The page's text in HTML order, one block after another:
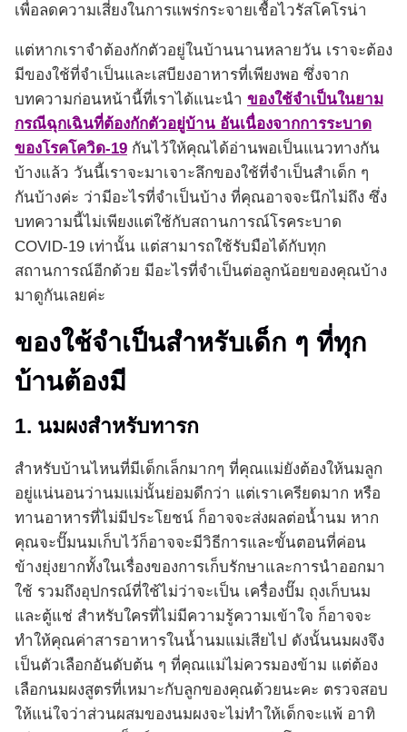
เพื่อลดความเสี่ยงในการแพร่กระจายเชื้อไวรัสโคโรน่า
แต่หากเราจำต้องกักตัวอยู่ในบ้านนานหลายวัน เราจะต้อง
มีของใช้ที่จำเป็นและเสบียงอาหารที่เพียงพอ ซึ่งจาก
บทความก่อนหน้านี้ที่เราได้แนะนำ ของใช้จำเป็นในยาม
กรณีฉุกเฉินที่ต้องกักตัวอยู่บ้าน อันเนื่องจากการระบาด
ของโรคโควิด-19 กันไว้ให้คุณได้อ่านพอเป็นแนวทางกัน
บ้างแล้ว วันนี้เราจะมาเจาะลึกของใช้ที่จำเป็นสำเด็ก ๆ
กันบ้างค่ะ ว่ามีอะไรที่จำเป็นบ้าง ที่คุณอาจจะนึกไม่ถึง ซึ่ง
บทความนี้ไม่เพียงแต่ใช้กับสถานการณ์โรคระบาด
COVID-19 เท่านั้น แต่สามารถใช้รับมือได้กับทุก
สถานการณ์อีกด้วย มีอะไรที่จำเป็นต่อลูกน้อยของคุณบ้าง
มาดูกันเลยค่ะ
ของใช้จำเป็นสำหรับเด็ก ๆ ที่ทุก
บ้านต้องมี
1. นมผงสำหรับทารก
สำหรับบ้านไหนที่มีเด็กเล็กมากๆ ที่คุณแม่ยังต้องให้นมลูก
อยู่แน่นอนว่านมแม่นั้นย่อมดีกว่า แต่เราเครียดมาก หรือ
ทานอาหารที่ไม่มีประโยชน์ ก็อาจจะส่งผลต่อน้ำนม หาก
คุณจะปั๊มนมเก็บไว้ก็อาจจะมีวิธีการและขั้นตอนที่ค่อน
ข้างยุ่งยากทั้งในเรื่องของการเก็บรักษาและการนำออกมา
ใช้ รวมถึงอุปกรณ์ที่ใช้ไม่ว่าจะเป็น เครื่องปั๊ม ถุงเก็บนม
และตู้แช่ สำหรับใครที่ไม่มีความรู้ความเข้าใจ ก็อาจจะ
ทำให้คุณค่าสารอาหารในน้ำนมแม่เสียไป ดังนั้นนมผงจึง
เป็นตัวเลือกอันดับต้น ๆ ที่คุณแม่ไม่ควรมองข้าม แต่ต้อง
เลือกนมผงสูตรที่เหมาะกับลูกของคุณด้วยนะคะ ตรวจสอบ
ให้แน่ใจว่าส่วนผสมของนมผงจะไม่ทำให้เด็กจะแพ้ อาทิ